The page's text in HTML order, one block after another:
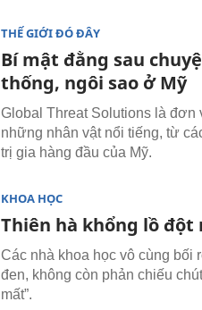
THẾ GIỚI ĐÓ ĐÂY
Bí mật đằng sau
thống, ngôi sao ở Mỹ
Global Threat Solutions là đơn
những nhân vật nổi tiếng, từ
trị gia hàng đầu của Mỹ.
KHOA HỌC
Thiên hà khổng lồ đột
Các nhà khoa học vô cùng bối
đen, không còn phản chiếu
mất”.